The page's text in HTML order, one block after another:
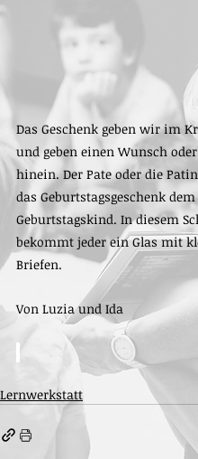
Das Geschenk geben wir im
und geben einen Wunsch
hinein. Der Pate oder die
das Geburtstagsgeschenk dem
Geburtstagskind. In diesem
bekommt jeder ein Glas mit
Briefen.
Von Luzia und Ida
Lernwerkstatt